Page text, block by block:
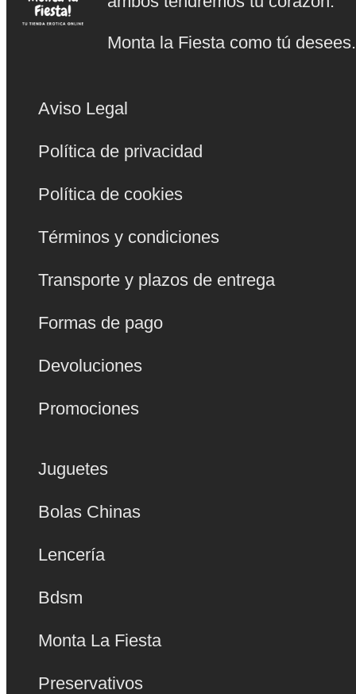
Monta la Fiesta como tú desees.
Aviso Legal
Política de privacidad
Política de cookies
Términos y condiciones
Transporte y plazos de entrega
Formas de pago
Devoluciones
Promociones
Juguetes
Bolas Chinas
Lencería
Bdsm
Monta La Fiesta
Preservativos